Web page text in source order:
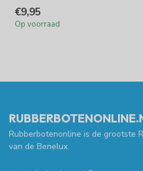
€9,95
Op voorraad
Rubberbotenonline is de grootste
van de Benelux.